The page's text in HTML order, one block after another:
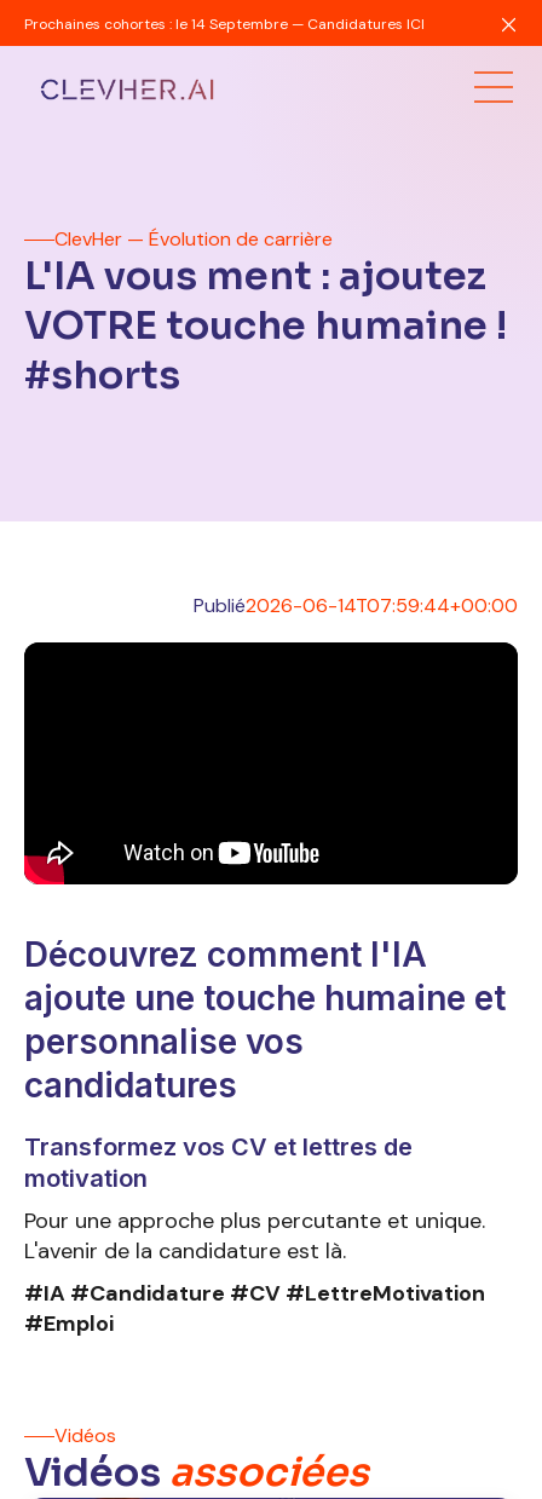
Prochaines cohortes : le 14 Septembre — Candidatures ICI
ClevHer — Évolution de carrière
L'IA vous ment : ajoutez
VOTRE touche humaine !
#shorts
Publié2026-06-14T07:59:44+00:00
Découvrez comment l'IA
ajoute une touche humaine et
personnalise vos
candidatures
Transformez vos CV et lettres de
motivation
Pour une approche plus percutante et unique.
L'avenir de la candidature est là.
#IA #Candidature #CV #LettreMotivation
#Emploi
Vidéos
Vidéos associées